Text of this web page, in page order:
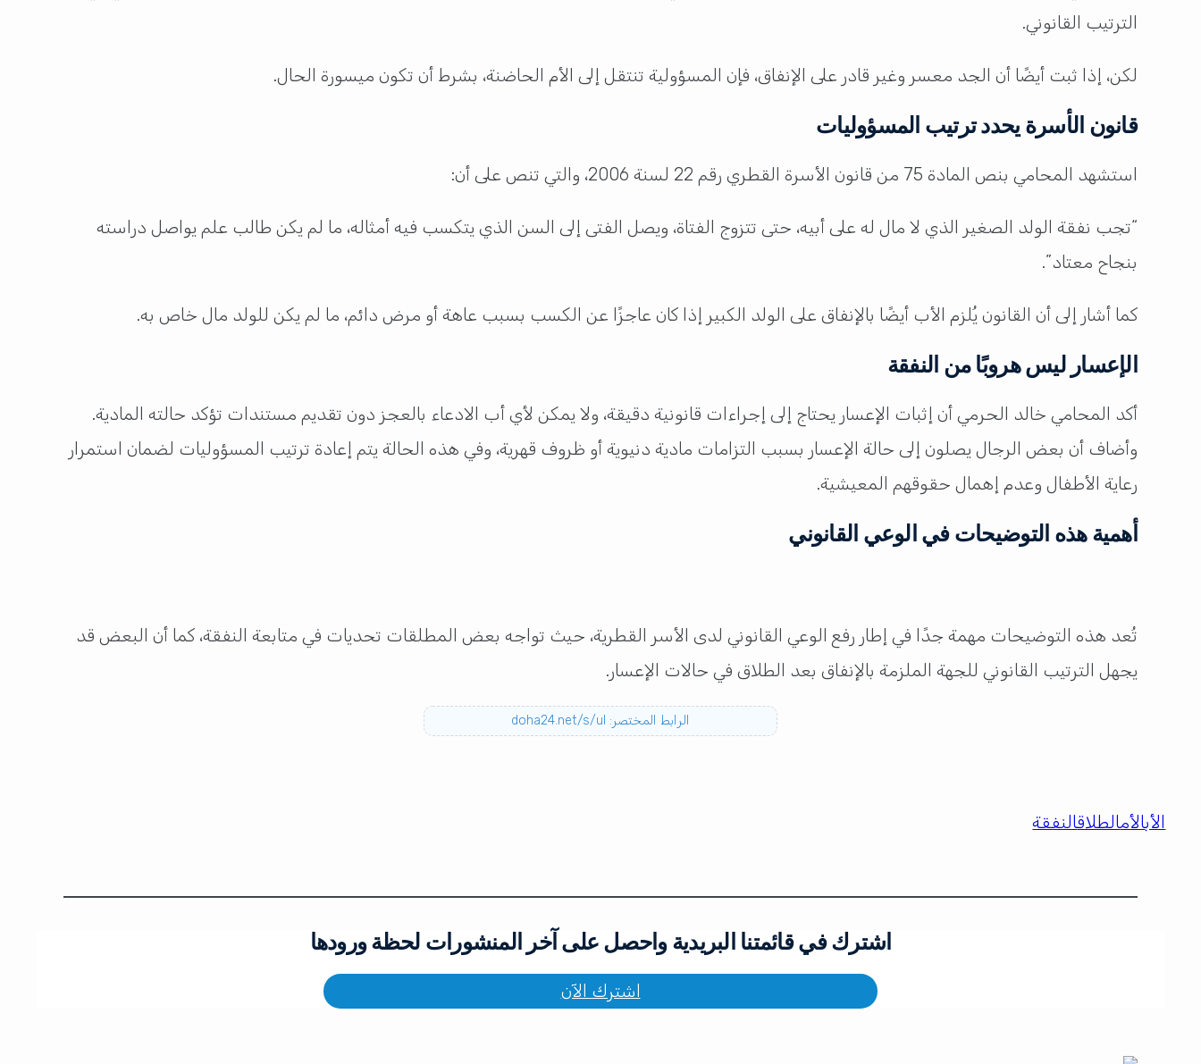
الترتيب القانوني.
لكن، إذا ثبت أيضًا أن الجد معسر وغير قادر على الإنفاق، فإن المسؤولية تنتقل إلى الأم الحاضنة، بشرط أن تكون ميسورة الحال.
قانون الأسرة يحدد ترتيب المسؤوليات
استشهد المحامي بنص المادة 75 من قانون الأسرة القطري رقم 22 لسنة 2006، والتي تنص على أن:
“تجب نفقة الولد الصغير الذي لا مال له على أبيه، حتى تتزوج الفتاة، ويصل الفتى إلى السن الذي يتكسب فيه أمثاله، ما لم يكن طالب علم يواصل دراسته
بنجاح معتاد”.
كما أشار إلى أن القانون يُلزم الأب أيضًا بالإنفاق على الولد الكبير إذا كان عاجزًا عن الكسب بسبب عاهة أو مرض دائم، ما لم يكن للولد مال خاص به.
الإعسار ليس هروبًا من النفقة
أكد المحامي خالد الحرمي أن إثبات الإعسار يحتاج إلى إجراءات قانونية دقيقة، ولا يمكن لأي أب الادعاء بالعجز دون تقديم مستندات تؤكد حالته المادية.
وأضاف أن بعض الرجال يصلون إلى حالة الإعسار بسبب التزامات مادية دنيوية أو ظروف قهرية، وفي هذه الحالة يتم إعادة ترتيب المسؤوليات لضمان استمرار
رعاية الأطفال وعدم إهمال حقوقهم المعيشية.
أهمية هذه التوضيحات في الوعي القانوني
تُعد هذه التوضيحات مهمة جدًا في إطار رفع الوعي القانوني لدى الأسر القطرية، حيث تواجه بعض المطلقات تحديات في متابعة النفقة، كما أن البعض قد
يجهل الترتيب القانوني للجهة الملزمة بالإنفاق بعد الطلاق في حالات الإعسار.
الرابط المختصر: doha24.net/s/ul
الأبالأمالطلاقالنفقة
اشترك في قائمتنا البريدية واحصل على آخر المنشورات لحظة ورودها
اشترك الآن